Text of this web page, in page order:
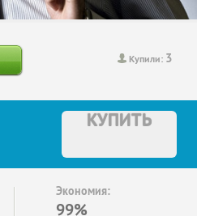
Купили: 3
КУПИТЬ
Экономия:
99%